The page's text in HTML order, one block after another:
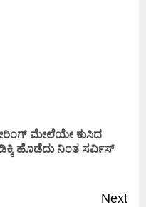
ಮೇಲೆಯೇ ಕುಸಿದ
ಹೊಡೆದು ನಿಂತ ಸರ್ವಿಸ್
Next